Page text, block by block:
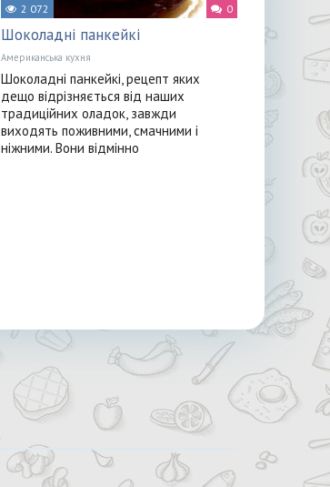
2 072 0
Шоколадні панкейкі
Американська кухня
Шоколадні панкейкі, рецепт яких
дещо відрізняється від наших
традиційних оладок, завжди
виходять поживними, смачними і
ніжними. Вони відмінно